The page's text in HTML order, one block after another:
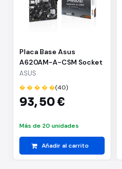
Placa Base Asus
A620AM-A-CSM Socket
AM5/ DDR5/ PCIe 4.0/
Micro ATX
ASUS
� � � � �(40)
93,50 €
Más de 20 unidades
Añadir al carrito